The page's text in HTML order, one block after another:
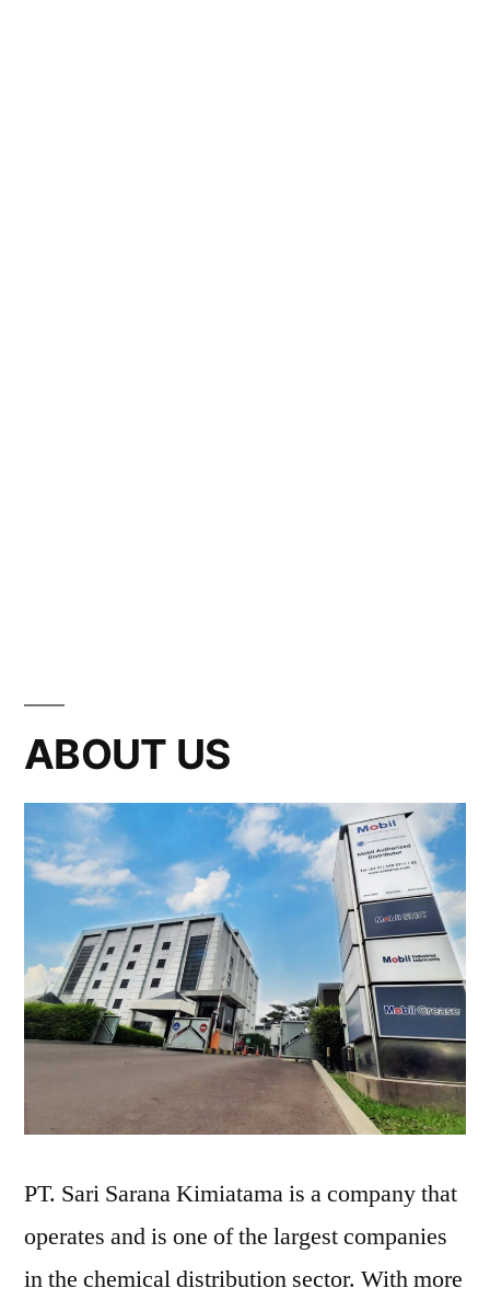
ABOUT US
PT. Sari Sarana Kimiatama is a company that
operates and is one of the largest companies
in the chemical distribution sector. With more